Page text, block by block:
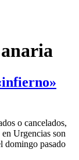
o cancelados,
Urgencias son
domingo pasado